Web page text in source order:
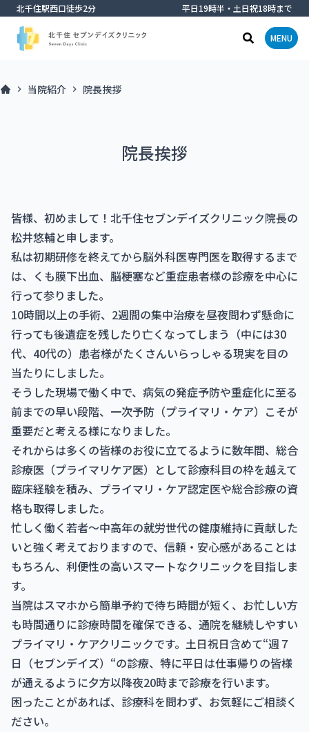
北千住駅西口徒歩2分 平日19時半・土日祝18時まで
検索窓オー
メニ
MENU
当院紹介 院長挨拶
院長挨拶
皆様、初めまして！北千住セブンデイズクリニック院長の
松井悠輔と申します。
私は初期研修を終えてから脳外科医専門医を取得するまで
は、くも膜下出血、脳梗塞など重症患者様の診療を中心に
行って参りました。
10時間以上の手術、2週間の集中治療を昼夜問わず懸命に
行っても後遺症を残したり亡くなってしまう（中には30
代、40代の）患者様がたくさんいらっしゃる現実を目の
当たりにしました。
そうした現場で働く中で、病気の発症予防や重症化に至る
前までの早い段階、一次予防（プライマリ・ケア）こそが
重要だと考える様になりました。
それからは多くの皆様のお役に立てるように数年間、総合
診療医（プライマリケア医）として診療科目の枠を越えて
臨床経験を積み、プライマリ・ケア認定医や総合診療の資
格も取得しました。
忙しく働く若者〜中高年の就労世代の健康維持に貢献した
いと強く考えておりますので、信頼・安心感があることは
もちろん、利便性の高いスマートなクリニックを目指しま
す。
当院はスマホから簡単予約で待ち時間が短く、お忙しい方
も時間通りに診療時間を確保できる、通院を継続しやすい
プライマリ・ケアクリニックです。土日祝日含めて“週７
日（セブンデイズ）“の診療、特に平日は仕事帰りの皆様
が通えるように夕方以降夜20時まで診療を行います。
困ったことがあれば、診療科を問わず、お気軽にご相談く
ださい。